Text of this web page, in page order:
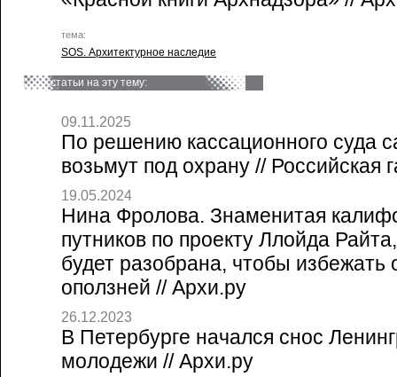
тема:
SOS. Архитектурное наследие
статьи на эту тему:
09.11.2025
По решению кассационного суда
возьмут под охрану // Российская
19.05.2024
Нина Фролова. Знаменитая
путников по проекту Ллойда
будет разобрана, чтобы избежать
оползней // Архи.ру
26.12.2023
В Петербурге начался снос
молодежи // Архи.ру